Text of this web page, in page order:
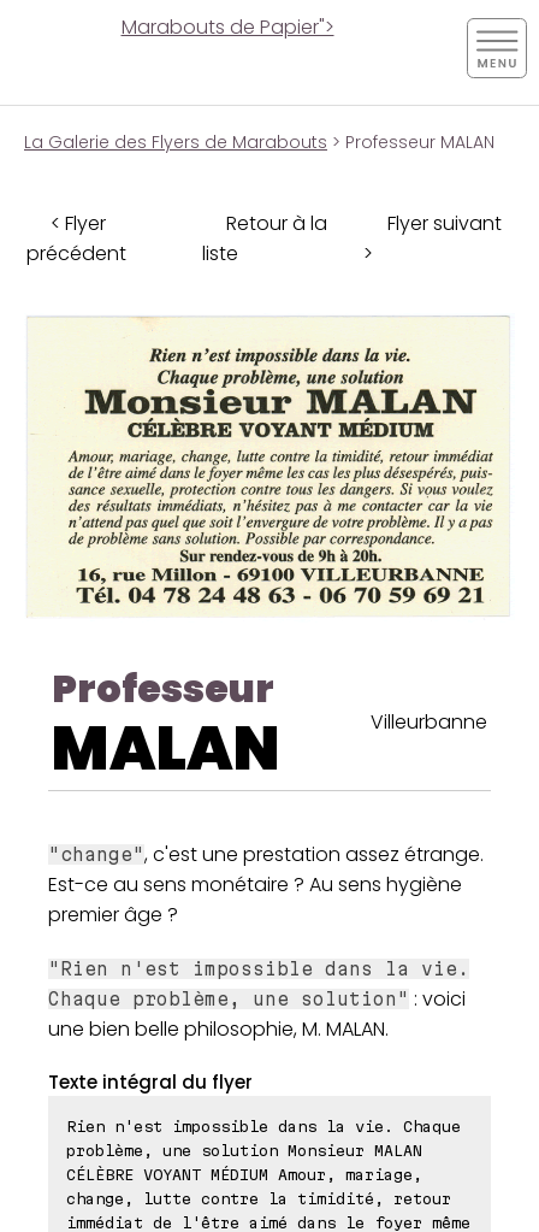
Marabouts de Papier">
La Galerie des Flyers de Marabouts > Professeur MALAN
< Flyer
précédent
Retour à la
liste
Flyer suivant
>
Professeur
MALAN Villeurbanne
"change", c'est une prestation assez étrange.
Est-ce au sens monétaire ? Au sens hygiène
premier âge ?
"Rien n'est impossible dans la vie.
Chaque problème, une solution" : voici
une bien belle philosophie, M. MALAN.
Texte intégral du flyer
Rien n'est impossible dans la vie. Chaque
problème, une solution Monsieur MALAN
CÉLÈBRE VOYANT MÉDIUM Amour, mariage,
change, lutte contre la timidité, retour
immédiat de l'être aimé dans le foyer même